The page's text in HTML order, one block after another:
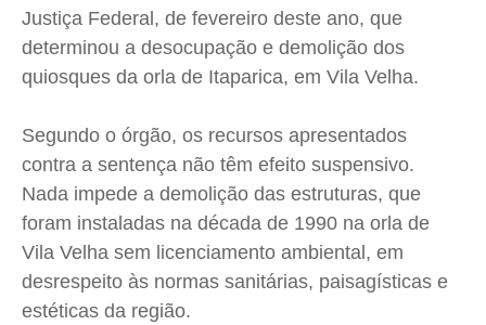
Cidades
Direitos
Economia
Colunas
Caetano Roque
Gustavo Bastos
Jr Mignone (in memorian)
Wanda Sily
Cidades
Direitos
Economia
Colunas
Caetano Roque
Gustavo Bastos
Jr Mignone (in memorian)
Wanda Sily
Cidades
Direitos
Economia
Colunas
Caetano Roque
Gustavo Bastos
Jr Mignone (in memorian)
Wanda Sily
Cidades
Direitos
Economia
Colunas
Caetano Roque
Gustavo Bastos
Jr Mignone (in memorian)
Wanda Sily
Justiça Federal, de fevereiro deste ano, que
determinou a desocupação e demolição dos
quiosques da orla de Itaparica, em Vila Velha.
Segundo o órgão, os recursos apresentados
contra a sentença não têm efeito suspensivo.
Nada impede a demolição das estruturas, que
foram instaladas na década de 1990 na orla de
Vila Velha sem licenciamento ambiental, em
desrespeito às normas sanitárias, paisagísticas e
estéticas da região.